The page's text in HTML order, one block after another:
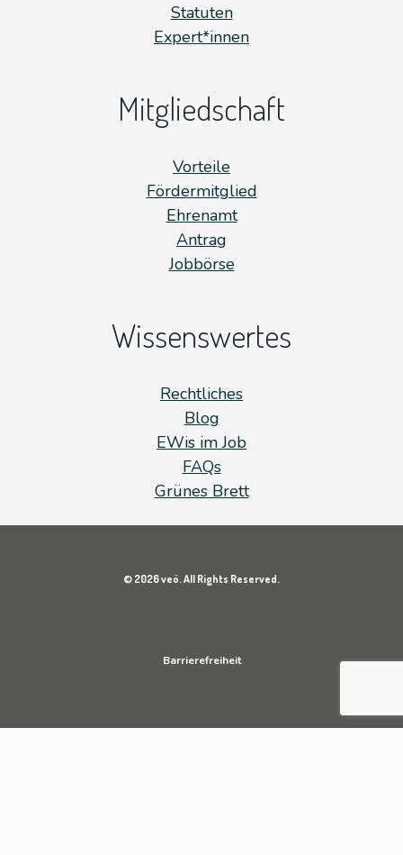
Statuten
Expert*innen
Mitgliedschaft
Vorteile
Fördermitglied
Ehrenamt
Antrag
Jobbörse
Wissenswertes
Rechtliches
Blog
EWis im Job
FAQs
Grünes Brett
© 2026 veö. All Rights Reserved.
Barrierefreiheit